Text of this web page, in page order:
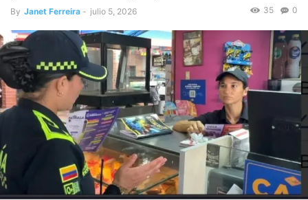
By Janet Ferreira - julio 5, 2026 0
35